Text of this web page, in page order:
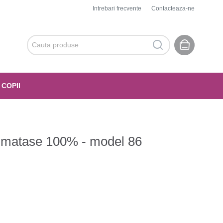
Intrebari frecvente Contacteaza-ne
100% - model 86